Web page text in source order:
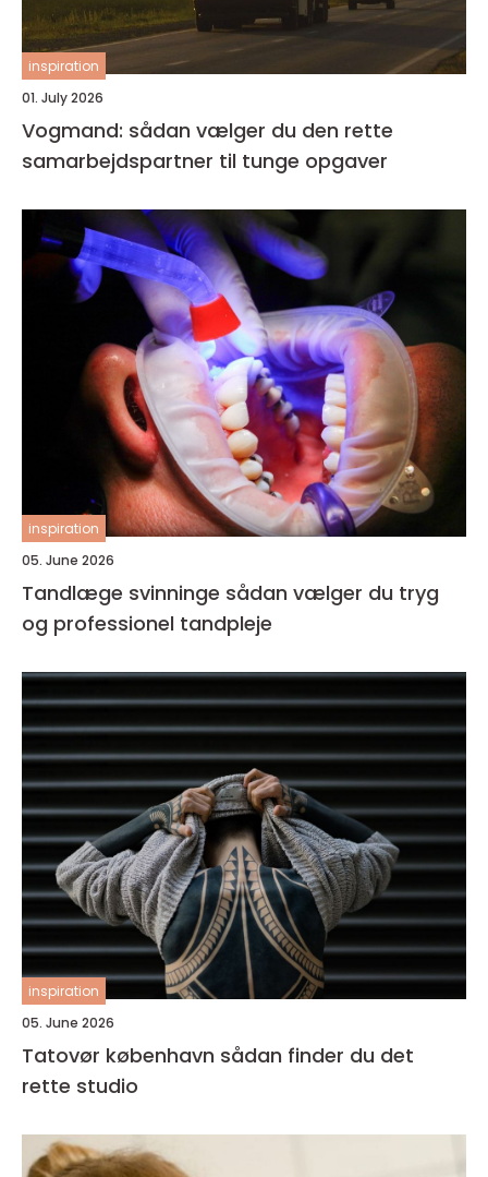
inspiration
01. July 2026
Vogmand: sådan vælger du den rette
samarbejdspartner til tunge opgaver
inspiration
05. June 2026
Tandlæge svinninge sådan vælger du tryg
og professionel tandpleje
inspiration
05. June 2026
Tatovør københavn sådan finder du det
rette studio